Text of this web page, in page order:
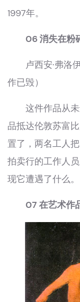
1997年。
06 消失在粉
卢西安·弗洛伊
作已毁）
这件作品从未
品抵达伦敦苏富
置了，两名工人
拍卖行的工作人
现它遭遇了什么。
07 在艺术作